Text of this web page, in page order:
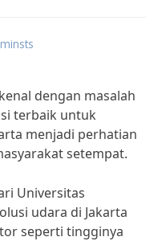
dengan masalah
terbaik untuk
menjadi perhatian
setempat.
Universitas
udara di Jakarta
seperti tingginya